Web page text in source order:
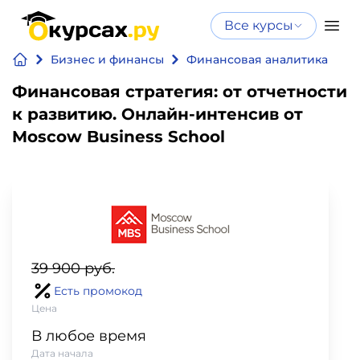
Все курсы
Бизнес и финансы Финансовая аналитика
Финансовая стратегия: от отчетности
к развитию. Онлайн-интенсив от
Moscow Business School
39 900 руб.
Есть промокод
Цена
В любое время
Дата начала
Нейросеть
Программирование
финансы
Аналитика
Видео,
Курсы по
искусственному
интеллекту